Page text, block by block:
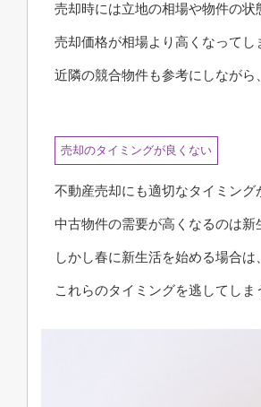
売却時には立地の相場や物件の状
売却価格が相場より高くなってし
近隣の競合物件も参考にしながら
売却のタイミングが良くない
不動産売却にも適切なタイミング
中古物件の需要が高くなるのは新
しかし春に新生活を始める場合
これらのタイミングを逃してし